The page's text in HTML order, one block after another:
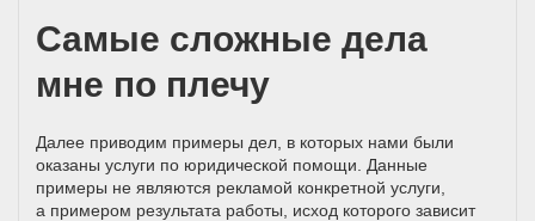
Самые сложные дела
мне по плечу
Далее приводим примеры дел, в которых нами были
оказаны услуги по юридической помощи. Данные
примеры не являются рекламой конкретной услуги,
а примером результата работы, исход которого зависит